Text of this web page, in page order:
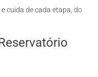
cuida de cada etapa, do